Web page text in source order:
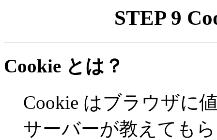
STEP 9
Cookie とは？
Cookie はブラウザに
サーバーが教えても